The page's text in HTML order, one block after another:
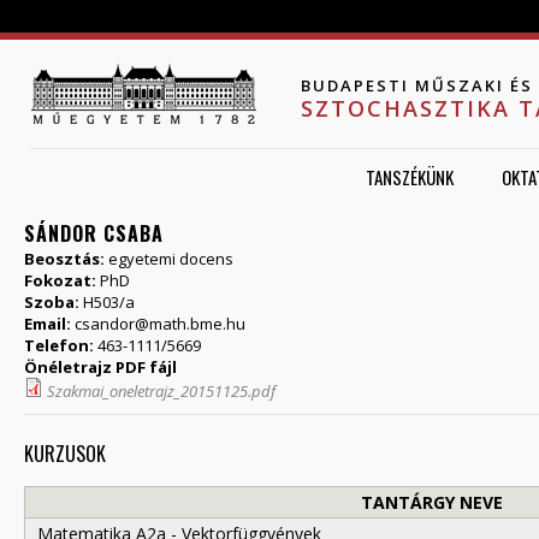
BUDAPESTI MŰSZAKI
SZTOCHASZTIKA
TANSZÉKÜNK
SÁNDOR CSABA
Beosztás: egyetemi docens
Fokozat: PhD
Szoba: H503/a
Email: csandor@math.bme.hu
Telefon: 463-1111/5669
Önéletrajz PDF fájl
Szakmai_oneletrajz_20151125.pdf
KURZUSOK
TANTÁRGY NEVE
Matematika A2a - Vektorfüggvények